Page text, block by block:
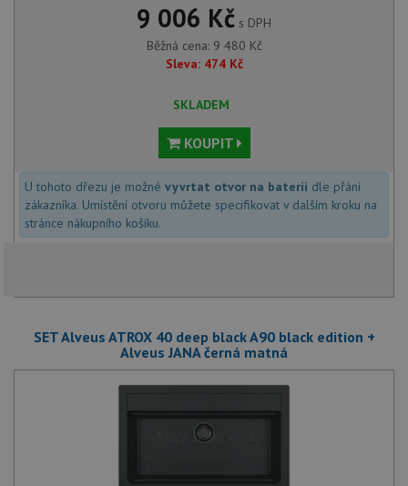
9 006 Kč s DPH
Běžná cena: 9 480 Kč
Sleva: 474 Kč
SKLADEM
KOUPIT
U tohoto dřezu je možné vyvrtat otvor na baterii dle přání
zákazníka. Umístění otvoru můžete specifikovat v dalším kroku na
stránce nákupního košíku.
SET Alveus ATROX 40 deep black A90 black edition +
Alveus JANA černá matná